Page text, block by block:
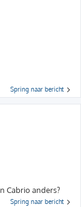
Spring naar bericht
Cabrio anders?
Spring naar bericht